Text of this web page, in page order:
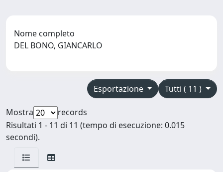
Nome completo
DEL BONO, GIANCARLO
Tutti ( 11 )
Esportazione
Mostra
records
Risultati 1 - 11 di 11 (tempo di esecuzione: 0.015
secondi).